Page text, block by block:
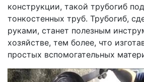
конструкции, такой трубогиб
тонкостенных труб. Трубогиб,
руками, станет полезным
хозяйстве, тем более, что
простых вспомогательных